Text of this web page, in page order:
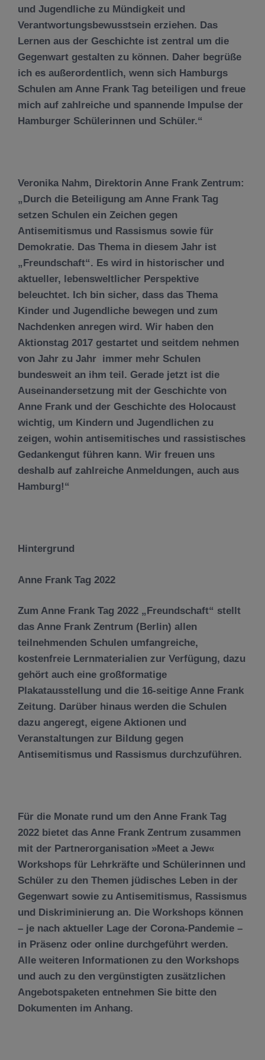
und Jugendliche zu Mündigkeit und
Verantwortungsbewusstsein erziehen. Das
Lernen aus der Geschichte ist zentral um die
Gegenwart gestalten zu können. Daher begrüße
ich es außerordentlich, wenn sich Hamburgs
Schulen am Anne Frank Tag beteiligen und freue
mich auf zahlreiche und spannende Impulse der
Hamburger Schülerinnen und Schüler.“
Veronika Nahm, Direktorin Anne Frank Zentrum:
„Durch die Beteiligung am Anne Frank Tag
setzen Schulen ein Zeichen gegen
Antisemitismus und Rassismus sowie für
Demokratie. Das Thema in diesem Jahr ist
„Freundschaft“. Es wird in historischer und
aktueller, lebensweltlicher Perspektive
beleuchtet. Ich bin sicher, dass das Thema
Kinder und Jugendliche bewegen und zum
Nachdenken anregen wird. Wir haben den
Aktionstag 2017 gestartet und seitdem nehmen
von Jahr zu Jahr immer mehr Schulen
bundesweit an ihm teil. Gerade jetzt ist die
Auseinandersetzung mit der Geschichte von
Anne Frank und der Geschichte des Holocaust
wichtig, um Kindern und Jugendlichen zu
zeigen, wohin antisemitisches und rassistisches
Gedankengut führen kann. Wir freuen uns
deshalb auf zahlreiche Anmeldungen, auch aus
Hamburg!“
Hintergrund
Anne Frank Tag 2022
Zum Anne Frank Tag 2022 „Freundschaft“ stellt
das Anne Frank Zentrum (Berlin) allen
teilnehmenden Schulen umfangreiche,
kostenfreie Lernmaterialien zur Verfügung, dazu
gehört auch eine großformatige
Plakatausstellung und die 16-seitige Anne Frank
Zeitung. Darüber hinaus werden die Schulen
dazu angeregt, eigene Aktionen und
Veranstaltungen zur Bildung gegen
Antisemitismus und Rassismus durchzuführen.
Für die Monate rund um den Anne Frank Tag
2022 bietet das Anne Frank Zentrum zusammen
mit der Partnerorganisation »Meet a Jew«
Workshops für Lehrkräfte und Schülerinnen und
Schüler zu den Themen jüdisches Leben in der
Gegenwart sowie zu Antisemitismus, Rassismus
und Diskriminierung an. Die Workshops können
– je nach aktueller Lage der Corona-Pandemie –
in Präsenz oder online durchgeführt werden.
Alle weiteren Informationen zu den Workshops
und auch zu den vergünstigten zusätzlichen
Angebotspaketen entnehmen Sie bitte den
Dokumenten im Anhang.